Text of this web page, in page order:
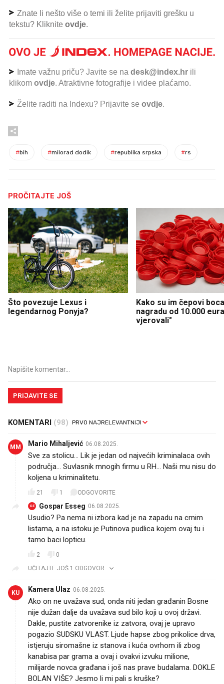
Znate li nešto više o temi ili želite prijaviti grešku u
tekstu? Kliknite ovdje.
Imate važnu priču? Javite se na desk@index.hr ili
klikom ovdje. Atraktivne fotografije i videe plaćamo.
Želite raditi na Indexu? Prijavite se ovdje.
#bih #milorad dodik #republika srpska #rs
PROČITAJTE JOŠ
Što povezuje Lexus i
legendarnog Ponyja?
Kako su im čepovi
nagradu od 10.000
vjerovali"
PRIJAVITE SE
KOMENTARI (98)
MM Mario Mihaljević 06.08.2025.
Sve za stolicu... Lik je jedan od najvećih kriminalaca ovih
područja... Suvlasnik mnogih firmu u RH... Naši mu nisu do
koljena u kriminalitetu.
21 1 ODGOVORITE
GE Gospar Esseg 06.08.2025.
Usudio? Pa nema ni izbora kad je na zapadu na crnim
listama, a na istoku je Putinova pudlica kojem ovaj tu i
tamo baci lopticu.
2
0
UČITAJTE JOŠ 1 ODGOVOR
KU Kamera Ulaz 06.08.2025.
Ako on ne uvažava sud, onda niti jedan građanin Bosne
nije dužan dalje da uvažava sud bilo koji u ovoj državi.
Dakle, pustite zatvorenike iz zatvora, ovaj je upravo
pogazio SUDSKU VLAST. Ljude hapse zbog prikolice drva,
istjeruju siromašne iz stanova i kuća ovrhom ili zbog
kanabisa par grama a ovaj i ovakvi izvuku milione,
milijarde novca građana i još nas prave budalama. DOKLE
BOLAN VIŠE? Jesmo li mi pali s kruške?